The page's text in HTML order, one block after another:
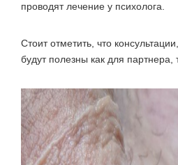
проводят лечение у психолога.
Стоит отметить, что
будут полезны как для партнера,